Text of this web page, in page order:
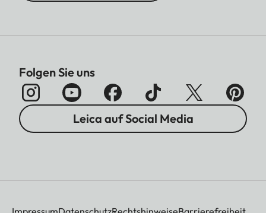
Folgen Sie uns
Leica auf Social Media